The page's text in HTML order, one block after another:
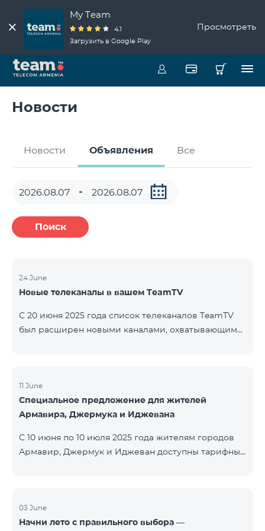
My Team
4.1
Загрузить в Google Play
Просмотреть
Новости
Новости Объявления Все
Поиск
24 June
Новые телеканалы в вашем TeamTV
С 20 июня 2025 года список телеканалов TeamTV
был расширен новыми каналами, охватывающими
Russian Информационный 230 AMEDIA Фильмы 231
AMEDIA 2 Фильмы 232 AMEDIA HIT Фильмы 233
11 June
Специальное предложение для жителей
Армавира, Джермука и Иджевана
С 10 июня по 10 июля 2025 года жителям городов
Армавир, Джермук и Иджеван доступны тарифные
предоставляется 50% скидка на первые 6 месяцев
при условии годовой подписки (12 месяцев).
03 June
Начни лето с правильного выбора —